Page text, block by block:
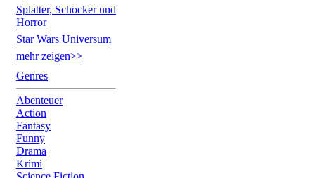
Splatter, Schocker und
Horror
Star Wars Universum
mehr zeigen>>
Genres
Abenteuer
Action
Fantasy
Funny
Drama
Krimi